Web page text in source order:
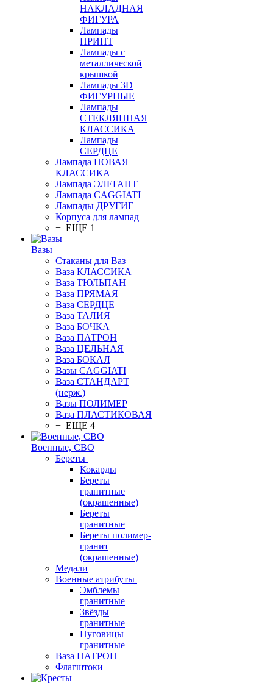
НАКЛАДНАЯ
ФИГУРА
Лампады
ПРИНТ
Лампады с
металлической
крышкой
Лампады 3D
ФИГУРНЫЕ
Лампады
СТЕКЛЯННАЯ
КЛАССИКА
Лампады
СЕРДЦЕ
Лампада НОВАЯ
КЛАССИКА
Лампада ЭЛЕГАНТ
Лампада CAGGIATI
Лампады ДРУГИЕ
Корпуса для лампад
+ ЕЩЕ 1
Вазы
Стаканы для Ваз
Ваза КЛАССИКА
Ваза ТЮЛЬПАН
Ваза ПРЯМАЯ
Ваза СЕРДЦЕ
Ваза ТАЛИЯ
Ваза БОЧКА
Ваза ПАТРОН
Ваза ЦЕЛЬНАЯ
Ваза БОКАЛ
Вазы CAGGIATI
Ваза СТАНДАРТ
(нерж.)
Вазы ПОЛИМЕР
Ваза ПЛАСТИКОВАЯ
+ ЕЩЕ 4
Военные, СВО
Береты
Кокарды
Береты
гранитные
(окрашенные)
Береты
гранитные
Береты полимер-
гранит
(окрашенные)
Медали
Военные атрибуты
Эмблемы
гранитные
Звёзды
гранитные
Пуговицы
гранитные
Ваза ПАТРОН
Флагштоки